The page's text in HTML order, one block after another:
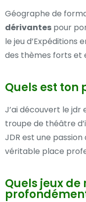
Géographe de
dérivantes pour
le jeu d’Expéditions
des thèmes forts et
Quels est ton
J’ai découvert le jdr
troupe de théâtre
JDR est une
véritable place
Quels jeux de